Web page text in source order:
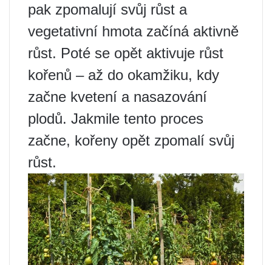
pak zpomalují svůj růst a
vegetativní hmota začíná aktivně
růst. Poté se opět aktivuje růst
kořenů – až do okamžiku, kdy
začne kvetení a nasazování
plodů. Jakmile tento proces
začne, kořeny opět zpomalí svůj
růst.